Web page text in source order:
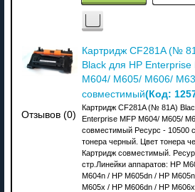
Отзывов (0)
Картридж CF281A (№
Black для HP Enterprise
M604/ M605/ M606/
совместимый(Код:
Картридж CF281A (№ 81A)
Enterprise MFP M604/ M605/
совместимый Ресурс - 10500
тонера черный. Цвет тонера
Картридж совместимый.
стр.Линейки аппаратов: HP
M604n / HP M605dn / HP
M605x / HP M606dn / HP